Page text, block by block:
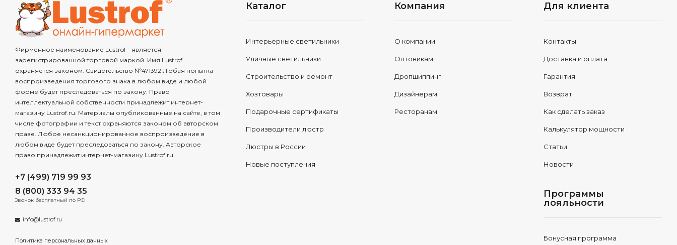
Фирменное наименование Lustrof - является
зарегистрированной торговой маркой. Имя Lustrof
охраняется законом. Свидетельство №471392 Любая попытка
воспроизведения торгового знака в любом виде и любой
форме будет преследоваться по закону. Право
интеллектуальной собственности принадлежит интернет-
магазину Lustrof.ru. Материалы опубликованные на сайте, в том
числе фотографии и текст охраняются законом об авторском
праве. Любое несанкционированное воспроизведение в
любом виде будет преследоваться по закону. Авторское
право принадлежит интернет-магазину Lustrof.ru.
+7 (499) 719 99 93
8 (800) 333 94 35
Звонок бесплатный по РФ
info@lustrof.ru
Политика персональных данных
Каталог
Интерьерные светильники
Уличные светильники
Строительство и ремонт
Хозтовары
Подарочные сертификаты
Производители люстр
Люстры в России
Новые поступления
Компания
О компании
Оптовикам
Дропшиппинг
Дизайнерам
Ресторанам
Для клиента
Контакты
Доставка и оплата
Гарантия
Возврат
Как сделать заказ
Калькулятор мощности
Статьи
Новости
Программы
лояльности
Бонусная программа